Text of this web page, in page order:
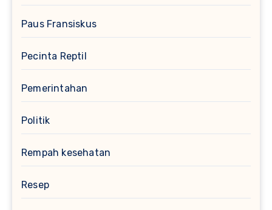
Paus Fransiskus
Pecinta Reptil
Pemerintahan
Politik
Rempah kesehatan
Resep